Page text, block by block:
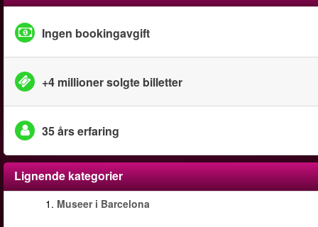
Ingen bookingavgift
+4 millioner solgte billetter
35 års erfaring
Lignende kategorier
1. Museer i Barcelona